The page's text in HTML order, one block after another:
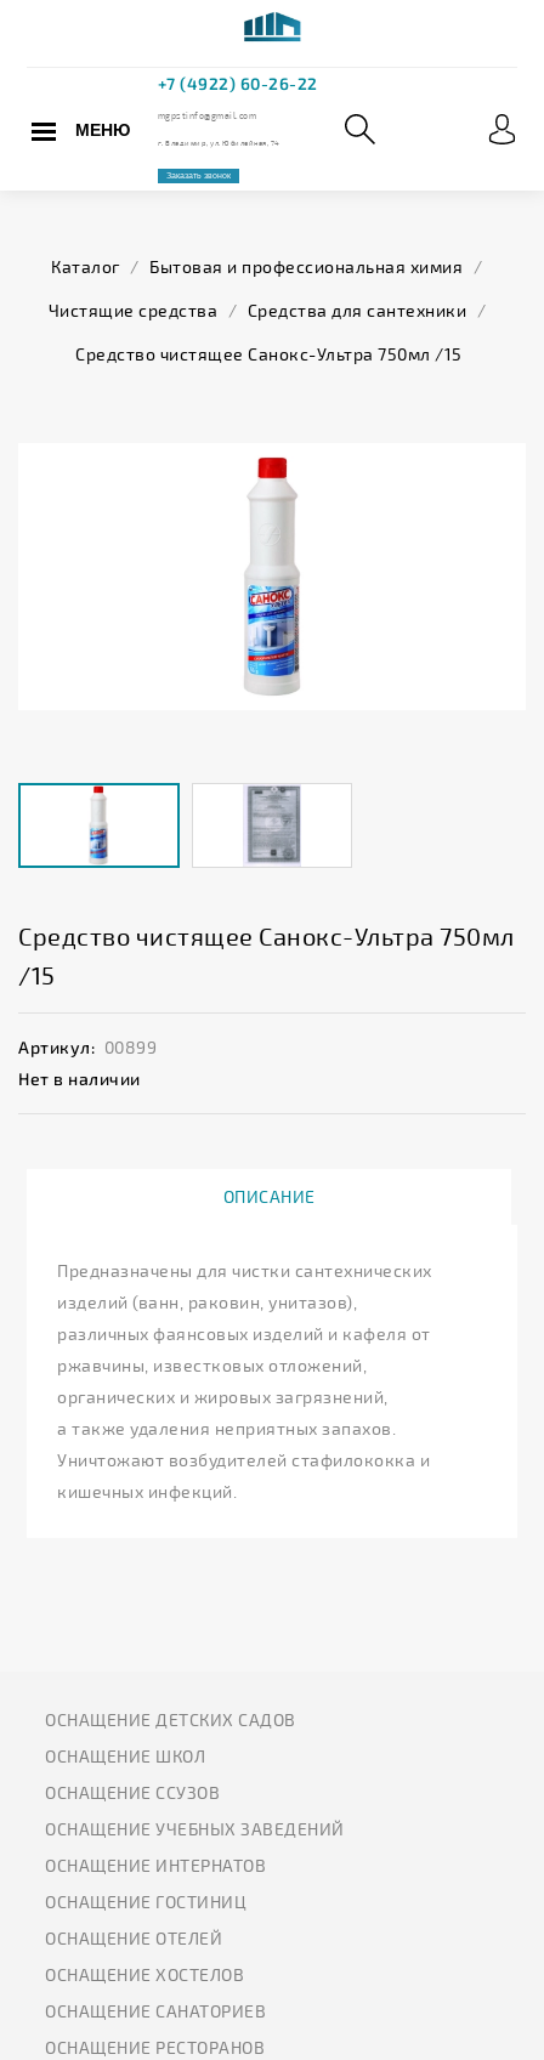
МЕНЮ
Заказать звонок
Каталог / Бытовая и профессиональная химия /
Чистящие средства / Средства для сантехники /
Средство чистящее Санокс-Ультра 750мл /15
Средство чистящее Санокс-Ультра 750мл
/15
Артикул: 00899
Нет в наличии
ОПИСАНИЕ
Предназначены для чистки сантехнических
изделий (ванн, раковин, унитазов),
различных фаянсовых изделий и кафеля от
ржавчины, известковых отложений,
органических и жировых загрязнений,
а также удаления неприятных запахов.
Уничтожают возбудителей стафилококка и
кишечных инфекций.
ОСНАЩЕНИЕ ДЕТСКИХ САДОВ
ОСНАЩЕНИЕ ШКОЛ
ОСНАЩЕНИЕ ССУЗОВ
ОСНАЩЕНИЕ УЧЕБНЫХ ЗАВЕДЕНИЙ
ОСНАЩЕНИЕ ИНТЕРНАТОВ
ОСНАЩЕНИЕ ГОСТИНИЦ
ОСНАЩЕНИЕ ОТЕЛЕЙ
ОСНАЩЕНИЕ ХОСТЕЛОВ
ОСНАЩЕНИЕ САНАТОРИЕВ
ОСНАЩЕНИЕ РЕСТОРАНОВ